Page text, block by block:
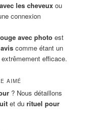
les cheveuxou
connexion
avec photoest
comme étant un
efficace.
AIMÉ
? Nous détaillons
et durituel pour